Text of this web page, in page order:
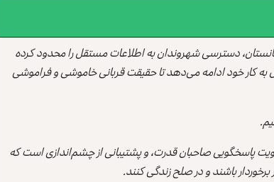
دسترسی شهروندان به اطلاعات مستقل را محدود کرده
کار خود ادامه می‌دهد تا حقیقت قربانی خاموشی و فراموشی
پاسخگویی صاحبان قدرت، و پشتیبانی از چشم‌اندازی است که
باشند و در صلح زندگی کنند.